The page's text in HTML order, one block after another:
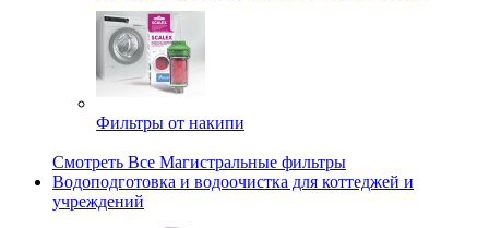
Фильтры от накипи
Смотреть Все Магистральные фильтры
Водоподготовка и водоочистка для коттеджей и
учреждений